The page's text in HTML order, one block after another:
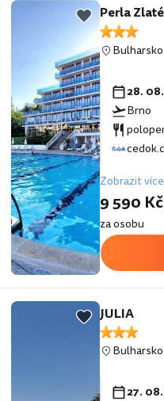
Perla
Bulharsko
28.
Brno
Zobrazit
9 590 Kč
za osobu
JULIA
Bulharsko
27.